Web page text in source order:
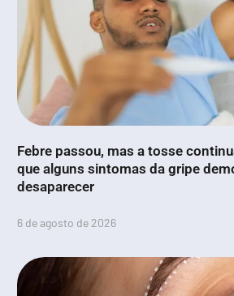
Febre passou, mas a tosse
que alguns sintomas da gripe
desaparecer
6 de agosto de 2026